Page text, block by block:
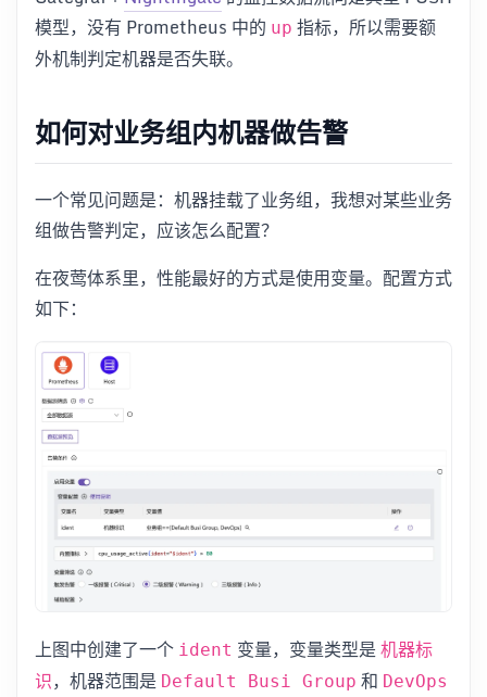
模型，没有 Prometheus 中的 up 指标，所以需要额
外机制判定机器是否失联。
如何对业务组内机器做告警
一个常见问题是：机器挂载了业务组，我想对某些业务
组做告警判定，应该怎么配置？
在夜莺体系里，性能最好的方式是使用变量。配置方式
如下：
上图中创建了一个 ident 变量，变量类型是 机器标
识，机器范围是 Default Busi Group 和 DevOps